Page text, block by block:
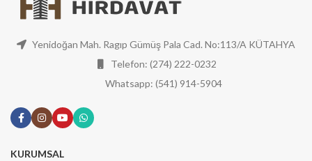
Yenidoğan Mah. Ragıp Gümüş Pala Cad. No:113/A KÜTAHYA
Telefon: (274) 222-0232
Whatsapp: (541) 914-5904
KURUMSAL